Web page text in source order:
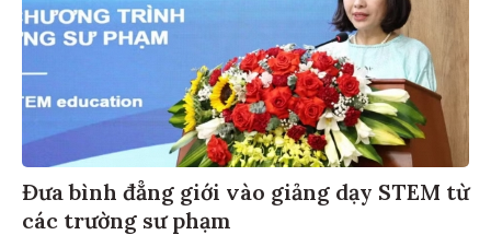
Đưa bình đẳng giới vào giảng dạy STEM từ
các trường sư phạm